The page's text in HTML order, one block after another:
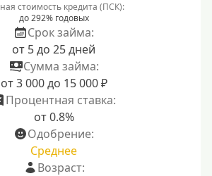
стоимость кредита (ПСК):
до 292% годовых
Срок займа:
от 5 до 25 дней
Сумма займа:
от 3 000 до 15 000 ₽
Процентная ставка:
от 0.8%
Одобрение:
Среднее
Возраст: